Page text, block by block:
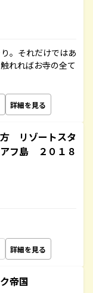
。それだけではあ
れればお寺の全て
詳細を見る
リゾートスタ
フ島 ２０１８
詳細を見る
帝国